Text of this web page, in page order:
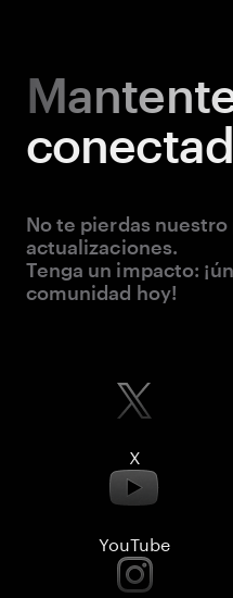
No te pierdas
actualizaciones.
Tenga un impacto:
comunidad hoy!
X
YouTube